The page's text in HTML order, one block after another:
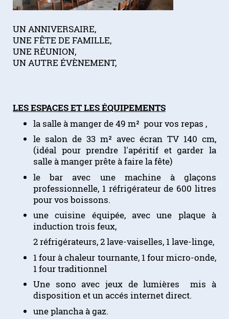
UN ANNIVERSAIRE,
UNE FÊTE DE FAMILLE,
UNE RÉUNION,
UN AUTRE ÉVÈNEMENT,
LES ESPACES ET LES ÉQUIPEMENTS
la salle à manger de 49 m² pour vos repas ,
le salon de 33 m² avec écran TV 140 cm,
(idéal pour prendre l'apéritif et garder la
salle à manger prête à faire la fête)
le bar avec une machine à glaçons
professionnelle, 1 réfrigérateur de 600 litres
pour vos boissons.
une cuisine équipée, avec une plaque à
induction trois feux,
2 réfrigérateurs, 2 lave-vaiselles, 1 lave-linge,
1 four à chaleur tournante, 1 four micro-onde,
1 four traditionnel
Une sono avec jeux de lumières mis à
disposition et un accés internet direct.
une plancha à gaz.